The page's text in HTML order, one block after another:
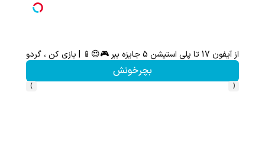
با خرید اول از گریم 200 سوت هدیه بگیر
کلیک کن!
‹
›